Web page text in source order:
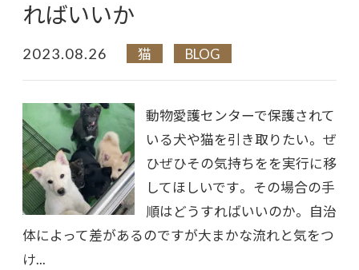
ればいいか
2023.08.26 猫 BLOG
動物愛護センターで保護されて
いる犬や猫を引き取りたい。 ぜ
ひぜひその気持ちをを実行に移
してほしいです。 その場合の手
順はどうすればいいのか。 自治
体によって差があるのですが大まかな流れと気をつ
け...